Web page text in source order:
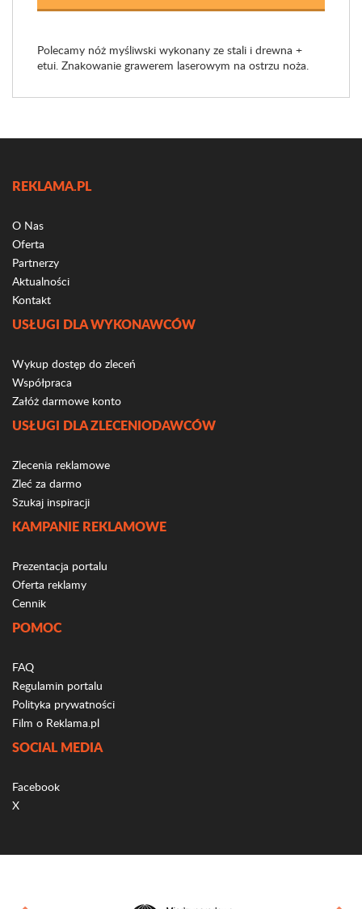
Polecamy nóż myśliwski wykonany ze stali i drewna +
etui. Znakowanie grawerem laserowym na ostrzu noża.
REKLAMA.PL
O Nas
Oferta
Partnerzy
Aktualności
Kontakt
USŁUGI DLA WYKONAWCÓW
Wykup dostęp do zleceń
Współpraca
Załóż darmowe konto
USŁUGI DLA ZLECENIODAWCÓW
Zlecenia reklamowe
Zleć za darmo
Szukaj inspiracji
KAMPANIE REKLAMOWE
Prezentacja portalu
Oferta reklamy
Cennik
POMOC
FAQ
Regulamin portalu
Polityka prywatności
Film o Reklama.pl
SOCIAL MEDIA
Facebook
X